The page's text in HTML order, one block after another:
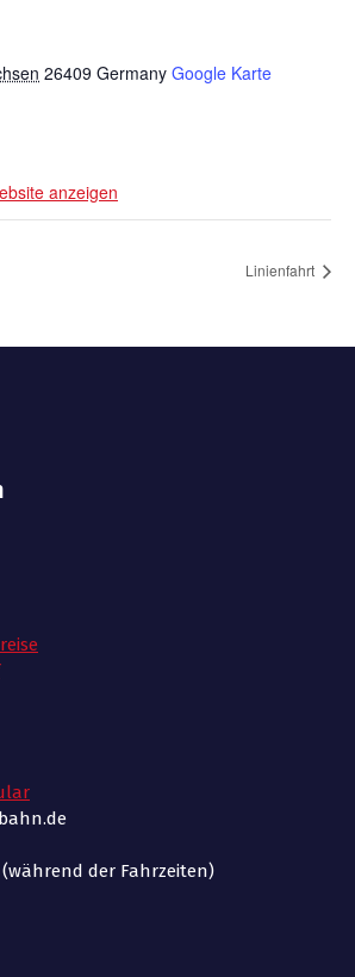
26409 Germany Google Karte
anzeigen
Linienfahrt
(während der Fahrzeiten)